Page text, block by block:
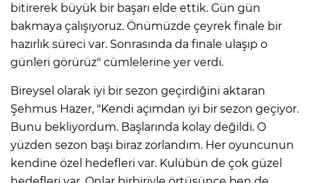
bitirerek büyük bir başarı elde ettik. Gün gün
bakmaya çalışıyoruz. Önümüzde çeyrek finale bir
hazırlık süreci var. Sonrasında da finale ulaşıp o
günleri görürüz" cümlelerine yer verdi.
Bireysel olarak iyi bir sezon geçirdiğini aktaran
Şehmus Hazer, "Kendi açımdan iyi bir sezon geçiyor.
Bunu bekliyordum. Başlarında kolay değildi. O
yüzden sezon başı biraz zorlandım. Her oyuncunun
kendine özel hedefleri var. Kulübün de çok güzel